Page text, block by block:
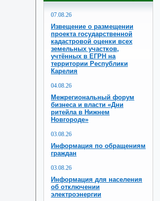
07.08.26
Извещение о размещении
проекта государственной
кадастровой оценки всех
земельных участков,
учтённых в ЕГРН на
территории Республики
Карелия
04.08.26
Межрегиональный форум
бизнеса и власти «Дни
ритейла в Нижнем
Новгороде»
03.08.26
Информация по обращениям
граждан
03.08.26
Информация для населения
об отключении
электроэнергии